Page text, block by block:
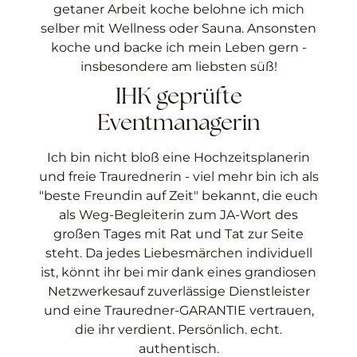
getaner Arbeit koche belohne ich mich
selber mit Wellness oder Sauna. Ansonsten
koche und backe ich mein Leben gern -
insbesondere am liebsten süß!
IHK geprüfte
Eventmanagerin
Ich bin nicht bloß eine Hochzeitsplanerin
und freie Traurednerin - viel mehr bin ich als
"beste Freundin auf Zeit" bekannt, die euch
als Weg-Begleiterin zum JA-Wort des
großen Tages mit Rat und Tat zur Seite
steht. Da jedes Liebesmärchen individuell
ist, könnt ihr bei mir dank eines grandiosen
Netzwerkesauf zuverlässige Dienstleister
und eine Trauredner-GARANTIE vertrauen,
die ihr verdient. Persönlich. echt.
authentisch.